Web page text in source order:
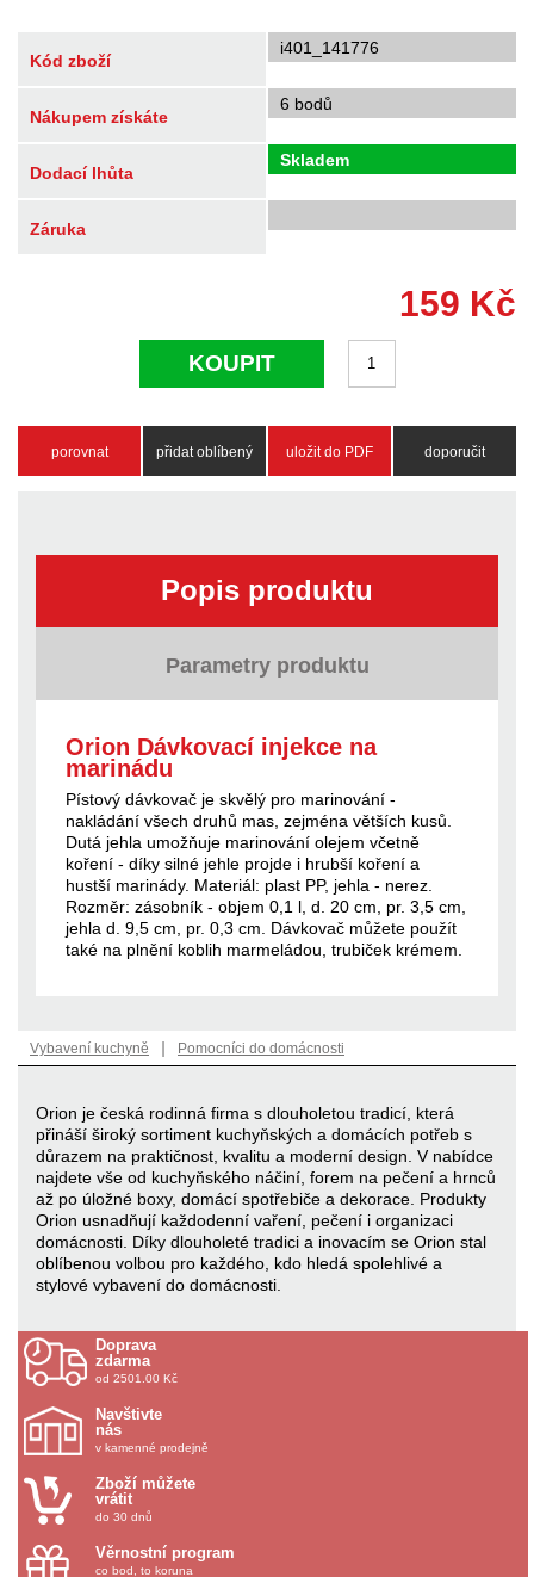
Kód zboží
i401_141776
Nákupem získáte
6 bodů
Dodací lhůta
Skladem
Záruka
159 Kč
KOUPIT
porovnat přidat oblíbený uložit do PDF doporučit
Popis produktu
Parametry produktu
Orion Dávkovací injekce na
marinádu
Pístový dávkovač je skvělý pro marinování -
nakládání všech druhů mas, zejména větších kusů.
Dutá jehla umožňuje marinování olejem včetně
koření - díky silné jehle projde i hrubší koření a
hustší marinády. Materiál: plast PP, jehla - nerez.
Rozměr: zásobník - objem 0,1 l, d. 20 cm, pr. 3,5 cm,
jehla d. 9,5 cm, pr. 0,3 cm. Dávkovač můžete použít
také na plnění koblih marmeládou, trubiček krémem.
Vybavení kuchyně | Pomocníci do domácnosti
Orion je česká rodinná firma s dlouholetou tradicí, která
přináší široký sortiment kuchyňských a domácích potřeb s
důrazem na praktičnost, kvalitu a moderní design. V nabídce
najdete vše od kuchyňského náčiní, forem na pečení a hrnců
až po úložné boxy, domácí spotřebiče a dekorace. Produkty
Orion usnadňují každodenní vaření, pečení i organizaci
domácnosti. Díky dlouholeté tradici a inovacím se Orion stal
oblíbenou volbou pro každého, kdo hledá spolehlivé a
stylové vybavení do domácnosti.
Doprava
zdarma
od 2501.00 Kč
Navštivte
nás
v kamenné prodejně
Zboží můžete
vrátit
do 30 dnů
Věrnostní program
co bod, to koruna